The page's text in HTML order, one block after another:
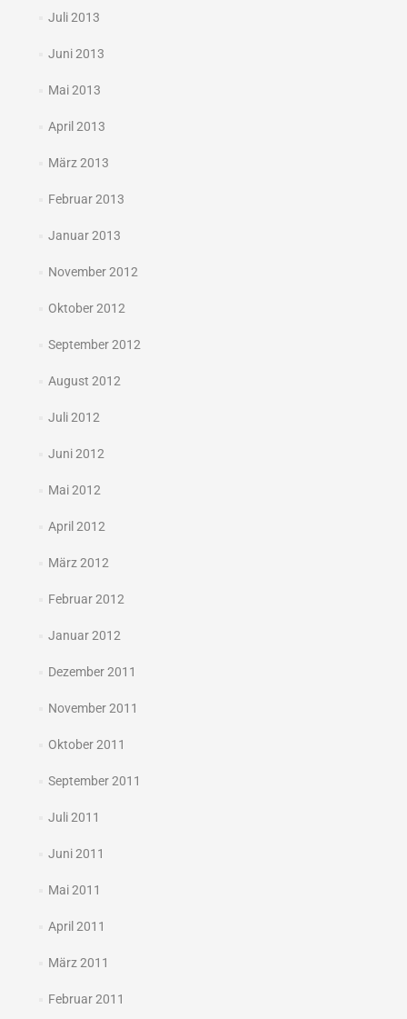
Juli 2013
Juni 2013
Mai 2013
April 2013
März 2013
Februar 2013
Januar 2013
November 2012
Oktober 2012
September 2012
August 2012
Juli 2012
Juni 2012
Mai 2012
April 2012
März 2012
Februar 2012
Januar 2012
Dezember 2011
November 2011
Oktober 2011
September 2011
Juli 2011
Juni 2011
Mai 2011
April 2011
März 2011
Februar 2011